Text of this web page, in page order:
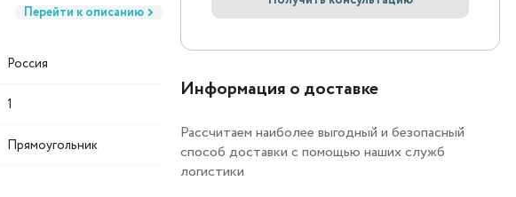
Перейти к описанию
Россия
1
Прямоугольник
Информация о доставке
Рассчитаем наиболее выгодный и безопасный
способ доставки с помощью наших служб
логистики